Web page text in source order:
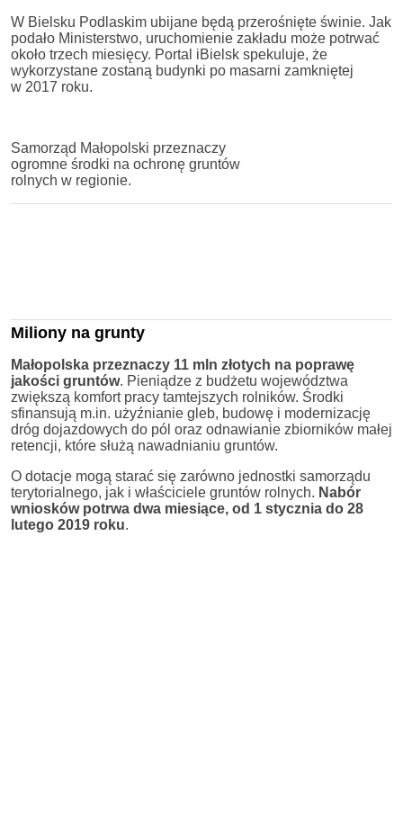
W Bielsku Podlaskim ubijane będą przerośnięte świnie. Jak
podało Ministerstwo, uruchomienie zakładu może potrwać
około trzech miesięcy. Portal iBielsk spekuluje, że
wykorzystane zostaną budynki po masarni zamkniętej
w 2017 roku.
Samorząd Małopolski przeznaczy
ogromne środki na ochronę gruntów
rolnych w regionie.
Miliony na grunty
Małopolska przeznaczy 11 mln złotych na poprawę
jakości gruntów. Pieniądze z budżetu województwa
zwiększą komfort pracy tamtejszych rolników. Środki
sfinansują m.in. użyźnianie gleb, budowę i modernizację
dróg dojazdowych do pól oraz odnawianie zbiorników małej
retencji, które służą nawadnianiu gruntów.
O dotacje mogą starać się zarówno jednostki samorządu
terytorialnego, jak i właściciele gruntów rolnych. Nabór
wniosków potrwa dwa miesiące, od 1 stycznia do 28
lutego 2019 roku.